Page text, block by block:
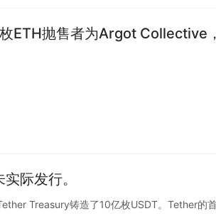
ETH抛售者为Argot Collective
际发行。
Treasury铸造了10亿枚USDT。Tether的